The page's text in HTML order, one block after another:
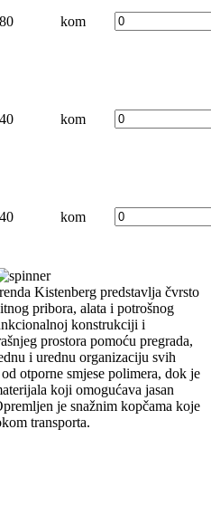
kom
kom
kom
Kistenberg predstavlja čvrsto
pribora, alata i potrošnog
konstrukciji i
prostora pomoću pregrada,
i urednu organizaciju svih
otporne smjese polimera, dok je
koji omogućava jasan
je snažnim kopčama koje
transporta.